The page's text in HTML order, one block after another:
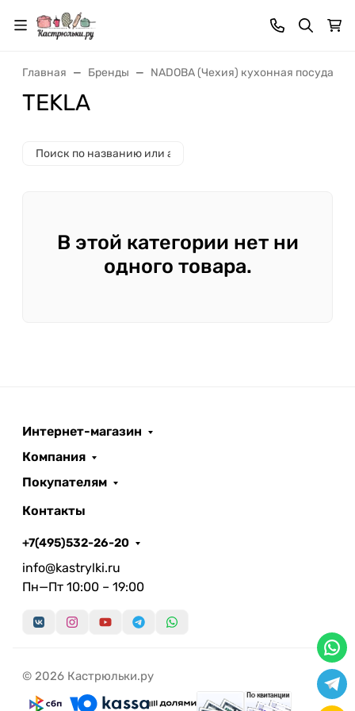
Главная Бренды NADOBA (Чехия) кухонная посуда и
TEKLA
В этой категории нет ни
одного товара.
Интернет-магазин
Компания
Покупателям
Контакты
+7(495)532-26-20
info@kastrylki.ru
Пн—Пт 10:00 – 19:00
© 2026 Кастрюльки.ру